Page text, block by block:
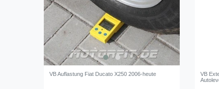
VB Auflastung Fiat Ducato X250 2006-heute
VB